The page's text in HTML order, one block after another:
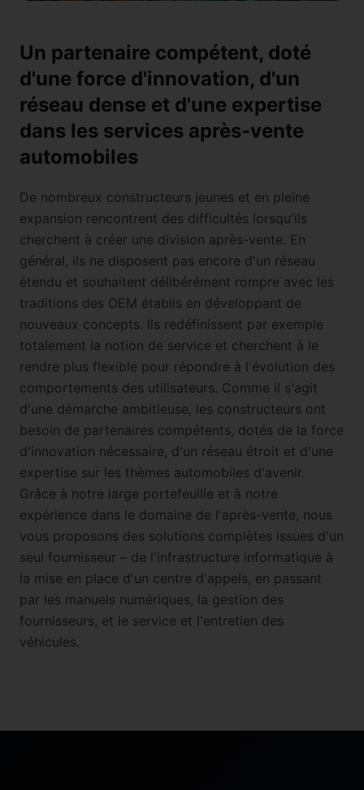
Un partenaire compétent, doté
d'une force d'innovation, d'un
réseau dense et d'une expertise
dans les services après-vente
automobiles
De nombreux constructeurs jeunes et en pleine
expansion rencontrent des difficultés lorsqu'ils
cherchent à créer une division après-vente. En
général, ils ne disposent pas encore d'un réseau
étendu et souhaitent délibérément rompre avec les
traditions des OEM établis en développant de
nouveaux concepts. Ils redéfinissent par exemple
totalement la notion de service et cherchent à le
rendre plus flexible pour répondre à l'évolution des
comportements des utilisateurs. Comme il s'agit
d'une démarche ambitieuse, les constructeurs ont
besoin de partenaires compétents, dotés de la force
d'innovation nécessaire, d'un réseau étroit et d'une
expertise sur les thèmes automobiles d'avenir.
Grâce à notre large portefeuille et à notre
expérience dans le domaine de l'après-vente, nous
vous proposons des solutions complètes issues d'un
seul fournisseur – de l'infrastructure informatique à
la mise en place d'un centre d'appels, en passant
par les manuels numériques, la gestion des
fournisseurs, et le service et l'entretien des
véhicules.